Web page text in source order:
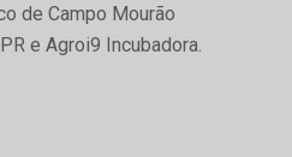
de Campo Mourão
e Agroi9 Incubadora.